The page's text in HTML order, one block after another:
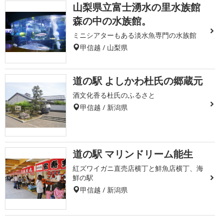
山梨県立富士湧水の里水族館
森の中の水族館。
ミニシアターもある淡水魚専門の水族館
甲信越 / 山梨県
道の駅 よしかわ杜氏の郷蔵元
酒文化香る杜氏のふるさと
甲信越 / 新潟県
道の駅 マリンドリーム能生
紅ズワイガニ直売店横丁と鮮魚店横丁、海
鮮の駅
甲信越 / 新潟県